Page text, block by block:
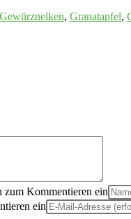
Gewürznelken, Granatapfel,
zum Kommentieren ein
ein